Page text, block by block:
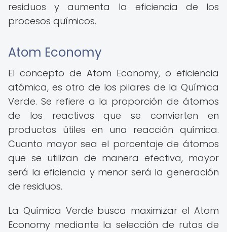
residuos y aumenta la eficiencia de los
procesos químicos.
Atom Economy
El concepto de Atom Economy, o eficiencia
atómica, es otro de los pilares de la Química
Verde. Se refiere a la proporción de átomos
de los reactivos que se convierten en
productos útiles en una reacción química.
Cuanto mayor sea el porcentaje de átomos
que se utilizan de manera efectiva, mayor
será la eficiencia y menor será la generación
de residuos.
La Química Verde busca maximizar el Atom
Economy mediante la selección de rutas de